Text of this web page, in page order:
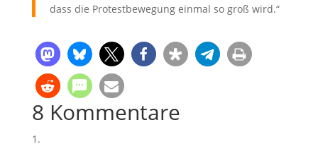
dass die Protestbewegung einmal so groß wird.“
8 Kommentare